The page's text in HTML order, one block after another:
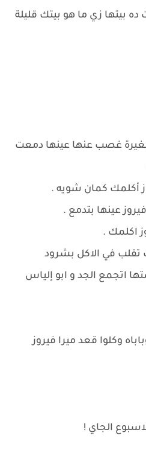
بيتها زي ما هو بيتك قليلة
بغيرة غصب عنها عينها دمعت
أكلمك كمان شويه .
عينها بتدمع .
اكلمك .
تقلب في الاكل بشرود
اتجمع الجد و ابو إلياس
وكلوا قعد ميرا فيروز
الجاي !